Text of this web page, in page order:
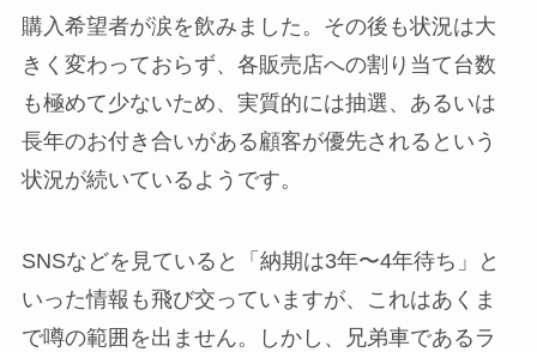
購入希望者が涙を飲みました。その後も状況は大
きく変わっておらず、各販売店への割り当て台数
も極めて少ないため、実質的には抽選、あるいは
長年のお付き合いがある顧客が優先されるという
状況が続いているようです。
SNSなどを見ていると「納期は3年〜4年待ち」と
いった情報も飛び交っていますが、これはあくま
で噂の範囲を出ません。しかし、兄弟車であるラ